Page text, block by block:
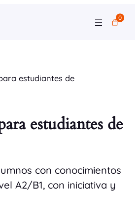
0
estudiantes de
con conocimientos
A2/B1, con iniciativa y